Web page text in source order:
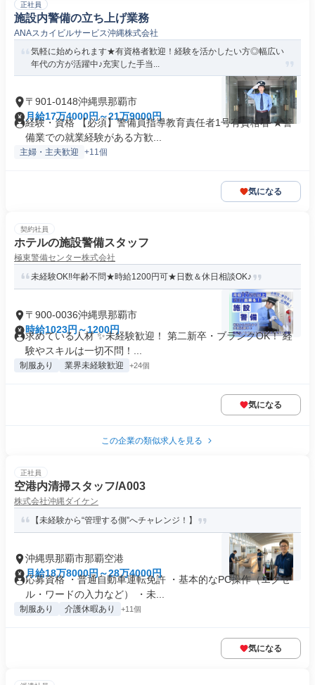
正社員
施設内警備の立ち上げ業務
ANAスカイビルサービス沖縄株式会社
気軽に始められます★有資格者歓迎！経験を活かしたい方◎幅広い
年代の方が活躍中♪充実した手当...
〒901-0148沖縄県那覇市
月給17万4000円～21万9000円
経験・資格 【必須】警備員指導教育責任者1号有資格者 ★警
備業での就業経験がある方歓...
主婦・主夫歓迎 +11個
気になる
契約社員
ホテルの施設警備スタッフ
極東警備センター株式会社
未経験OK‼年齢不問★時給1200円可★日数＆休日相談OK♪
〒900-0036沖縄県那覇市
時給1023円～1200円
求めている人材 ✨未経験歓迎！ 第二新卒・ブランクOK！ 経
験やスキルは一切不問！...
制服あり 業界未経験歓迎 +24個
気になる
この企業の類似求人を見る
正社員
空港内清掃スタッフ/A003
株式会社沖縄ダイケン
【未経験から“管理する側”へチャレンジ！】
沖縄県那覇市那覇空港
月給18万8000円～28万4000円
応募資格 ・普通自動車運転免許 ・基本的なPC操作（エクセ
ル・ワードの入力など） ・未...
制服あり 介護休暇あり +11個
気になる